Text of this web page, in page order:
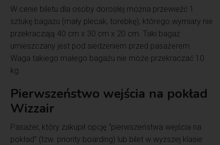
W cenie biletu dla osoby dorosłej można przewieźć 1
sztukę bagażu (mały plecak, torebkę), którego wymiary nie
przekraczają 40 cm x 30 cm x 20 cm. Taki bagaż
umieszczany jest pod siedzeniem przed pasażerem.
Waga takiego małego bagażu nie może przekraczać 10
kg.
Pierwszeństwo wejścia na pokład
Wizzair
Pasażer, który zakupił opcję “pierwszeństwa wejścia na
pokład” (tzw. priority boarding) lub bilet w wyższej klasie